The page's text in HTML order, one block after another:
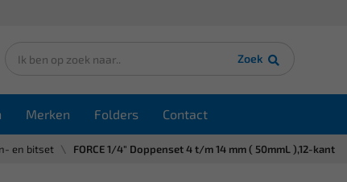
Zoek
Merken Folders Contact
en bitset FORCE 1/4" Doppenset 4 t/m 14 mm ( 50mmL ),12-kant